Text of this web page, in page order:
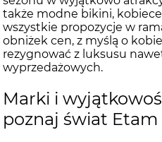
także modne bikini,
wszystkie propozycje w
obniżek cen, z myślą o
rezygnować z luksusu
wyprzedażowych.
Marki i
poznaj świat Etam